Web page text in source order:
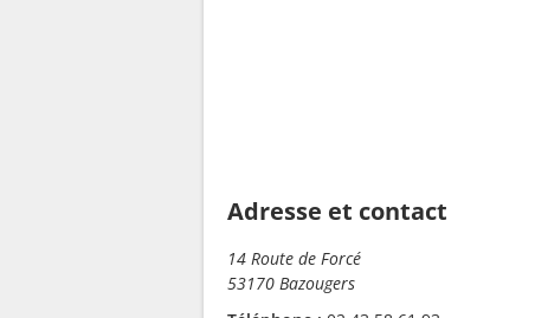
Adresse et contact
14 Route de Forcé
53170 Bazougers